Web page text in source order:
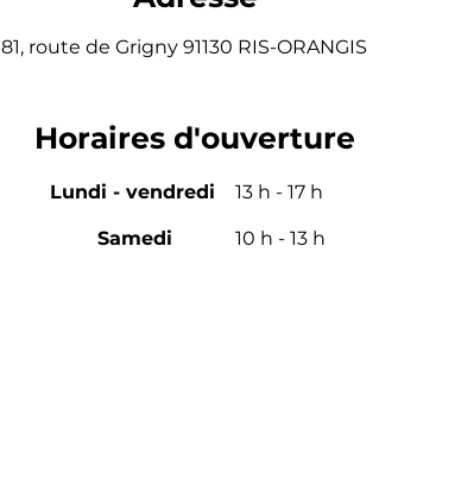
81, route de Grigny 91130 RIS-ORANGIS
Horaires d'ouverture
Lundi - vendredi 13 h - 17 h
Samedi 10 h - 13 h